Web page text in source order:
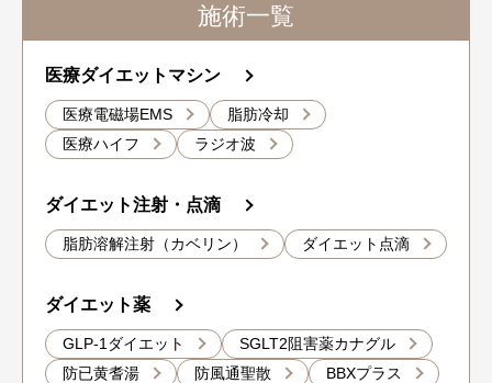
施術一覧
医療ダイエットマシン
医療電磁場EMS
脂肪冷却
医療ハイフ
ラジオ波
ダイエット注射・点滴
脂肪溶解注射（カベリン） ダイエット点滴
ダイエット薬
GLP-1ダイエット
SGLT2阻害薬カナグル
防已黄耆湯
防風通聖散
BBXプラス